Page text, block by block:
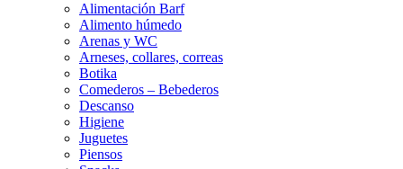
Alimentación Barf
Alimento húmedo
Arenas y WC
Arneses, collares, correas
Botika
Comederos – Bebederos
Descanso
Higiene
Juguetes
Piensos